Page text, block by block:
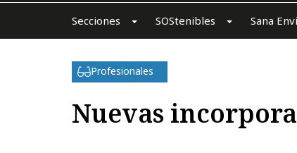
Secciones SOStenibles Sana
Profesionales
Nuevas